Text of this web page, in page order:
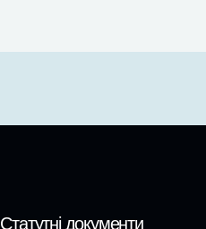
Статутні документи